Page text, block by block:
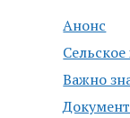
Анонс
Важно